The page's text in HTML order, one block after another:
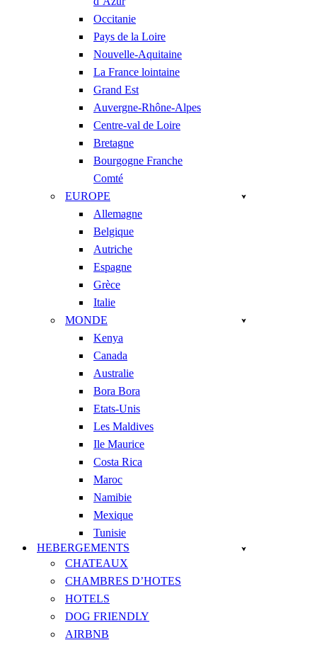
Occitanie
Pays de la Loire
Nouvelle-Aquitaine
La France lointaine
Grand Est
Auvergne-Rhône-Alpes
Centre-val de Loire
Bretagne
Bourgogne Franche
Comté
EUROPE
Allemagne
Belgique
Autriche
Espagne
Grèce
Italie
MONDE
Kenya
Canada
Australie
Bora Bora
Etats-Unis
Les Maldives
Ile Maurice
Costa Rica
Maroc
Namibie
Mexique
Tunisie
HEBERGEMENTS
CHATEAUX
CHAMBRES D’HOTES
HOTELS
DOG FRIENDLY
AIRBNB